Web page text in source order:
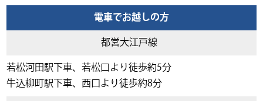
電車でお越しの方
都営大江戸線
若松河田駅下車、若松口より徒歩約5分
牛込柳町駅下車、西口より徒歩約8分